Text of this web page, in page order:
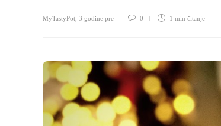
MyTastyPot 3 godine pre 0 1 min čitanje